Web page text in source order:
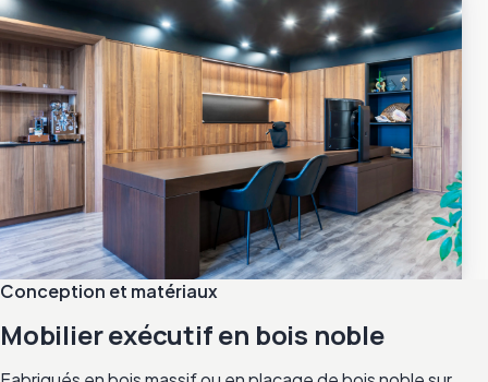
Conception et matériaux
Mobilier exécutif en bois noble